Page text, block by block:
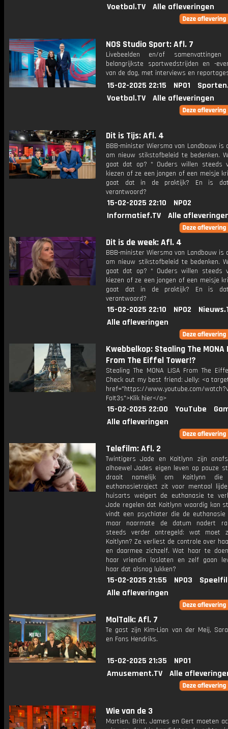
Voetbal.TV
Alle afleveringen
NOS Studio Sport: Afl. 7
Livebeelden en/of
belangrijkste sportwedstrijden en -
van de dag, met interviews en
15-02-2025 22:15 NPO1
Voetbal.TV
Alle afleveringen
Dit is Tijs: Afl. 4
BBB-minister Wiersma van Landbouw is
om nieuw stikstofbeleid te bedenken.
gaat dat op? * Ouders willen steeds
kiezen of ze een jongen of een meisje
gaat dat in de praktijk? En is
verantwoord?
15-02-2025 22:10
NPO2
Informatief.TV
Alle
Dit is de week: Afl. 4
BBB-minister Wiersma van Landbouw is
om nieuw stikstofbeleid te bedenken.
gaat dat op? * Ouders willen steeds
kiezen of ze een jongen of een meisje
gaat dat in de praktijk? En is
verantwoord?
15-02-2025 22:10 NPO2
Alle afleveringen
Kwebbelkop: Stealing The MONA
From The Eiffel Tower!?
Stealing The MONA LISA From The
Check out my best friend: Jelly: <a
href="https://www.youtube.com/
FoIt3s">Klik hier</a>
15-02-2025 22:00 YouTube
Alle afleveringen
Telefilm: Afl. 2
Twintigers Jade en Kaitlynn zijn
alhoewel Jades eigen leven op pauze
draait namelijk om Kaitlynn
euthanasietraject zit voor mentaal
huisarts weigert de euthanasie te
Jade regelen dat Kaitlynn waardig kan
vindt een psychiater die de
maar naarmate de datum nadert
steeds verder ontregeld: wat moet
Kaitlynn? Ze verliest de controle over
en daarmee zichzelf. Wat haar te
haar vriendin loslaten en zelf gaan
haar dat alsnog lukken?
15-02-2025 21:55 NPO3
Alle afleveringen
MolTalk: Afl. 7
Te gast zijn Kim-Lian van der Meij,
en Fons Hendriks.
15-02-2025 21:35
NPO1
Amusement.TV
Alle
Wie van de 3
Martien, Britt, James en Gert moeten